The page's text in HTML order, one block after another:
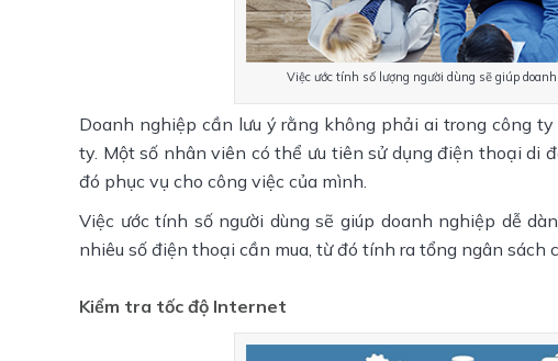
Việc ước tính số lượng người dùng sẽ giúp
Doanh nghiệp cần lưu ý rằng không phải ai trong công
ty. Một số nhân viên có thể ưu tiên sử dụng điện thoại di
đó phục vụ cho công việc của mình.
Việc ước tính số người dùng sẽ giúp doanh nghiệp dễ
nhiêu số điện thoại cần mua, từ đó tính ra tổng ngân sách
Kiểm tra tốc độ Internet